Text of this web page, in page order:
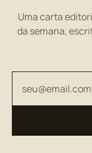
Uma carta
da semana,